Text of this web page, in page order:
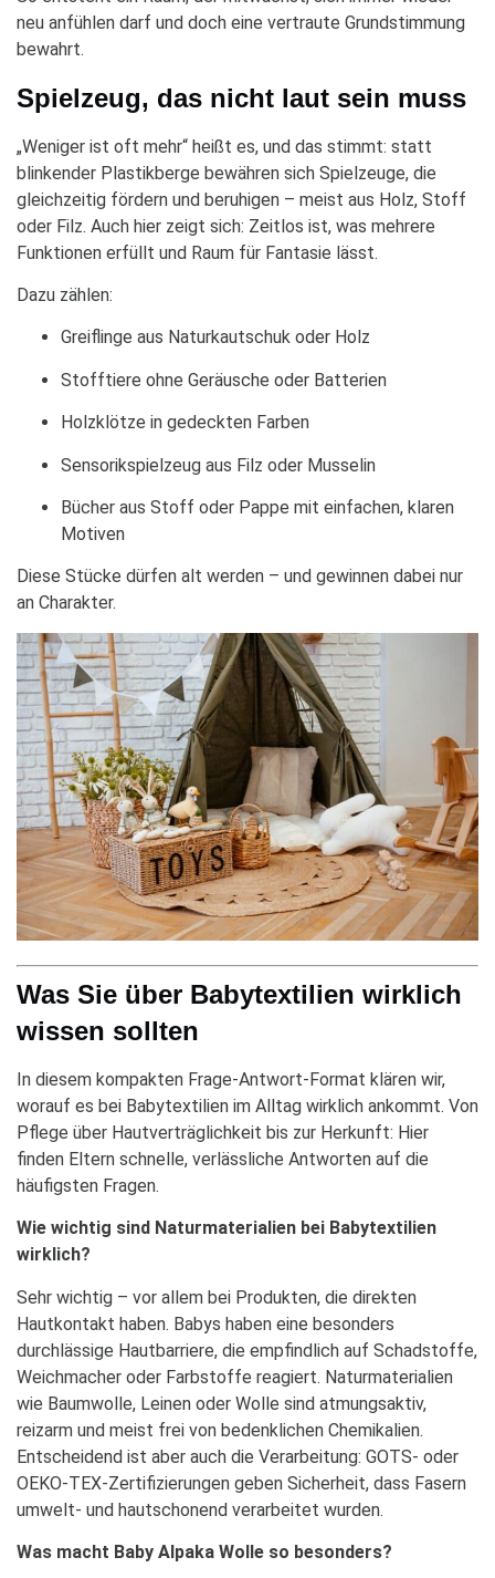
neu anfühlen darf und doch eine vertraute Grundstimmung
bewahrt.
Spielzeug, das nicht laut sein muss
„Weniger ist oft mehr“ heißt es, und das stimmt: statt
blinkender Plastikberge bewähren sich Spielzeuge, die
gleichzeitig fördern und beruhigen – meist aus Holz, Stoff
oder Filz. Auch hier zeigt sich: Zeitlos ist, was mehrere
Funktionen erfüllt und Raum für Fantasie lässt.
Dazu zählen:
Greiflinge aus Naturkautschuk oder Holz
Stofftiere ohne Geräusche oder Batterien
Holzklötze in gedeckten Farben
Sensorikspielzeug aus Filz oder Musselin
Bücher aus Stoff oder Pappe mit einfachen, klaren
Motiven
Diese Stücke dürfen alt werden – und gewinnen dabei nur
an Charakter.
Was Sie über Babytextilien wirklich
wissen sollten
In diesem kompakten Frage-Antwort-Format klären wir,
worauf es bei Babytextilien im Alltag wirklich ankommt. Von
Pflege über Hautverträglichkeit bis zur Herkunft: Hier
finden Eltern schnelle, verlässliche Antworten auf die
häufigsten Fragen.
Wie wichtig sind Naturmaterialien bei Babytextilien
wirklich?
Sehr wichtig – vor allem bei Produkten, die direkten
Hautkontakt haben. Babys haben eine besonders
durchlässige Hautbarriere, die empfindlich auf Schadstoffe,
Weichmacher oder Farbstoffe reagiert. Naturmaterialien
wie Baumwolle, Leinen oder Wolle sind atmungsaktiv,
reizarm und meist frei von bedenklichen Chemikalien.
Entscheidend ist aber auch die Verarbeitung: GOTS- oder
OEKO-TEX-Zertifizierungen geben Sicherheit, dass Fasern
umwelt- und hautschonend verarbeitet wurden.
Was macht Baby Alpaka Wolle so besonders?